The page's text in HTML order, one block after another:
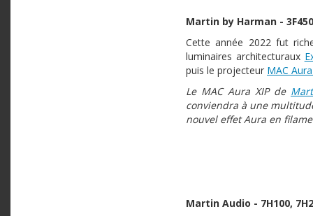
Martin by Harman - 3F450
Cette année 2022 fut
luminaires architecturaux
puis le projecteur MAC
Le MAC Aura XIP de
conviendra à une
nouvel effet Aura en
Martin Audio - 7H100,